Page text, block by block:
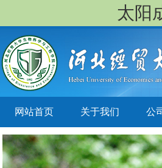
太阳
网站首页 关于我们 公